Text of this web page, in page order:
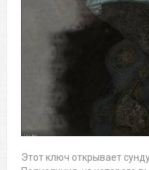
Этот ключ открывает